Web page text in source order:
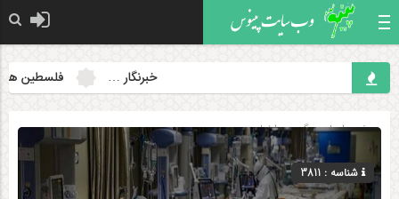
خبرنگار … فلسطین
صفحه اصلی» گروه »اخبار
شناسه : 3811